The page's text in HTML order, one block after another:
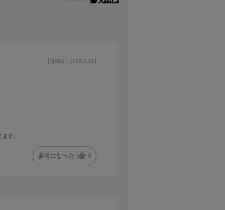
【投稿日：2026.4.18】
す。
参考になった 0